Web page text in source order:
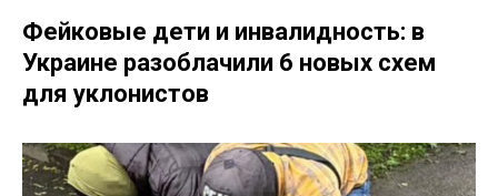
Фейковые дети и инвалидность: в
Украине разоблачили 6 новых схем
для уклонистов